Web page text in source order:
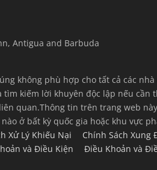
Antigua and Barbuda
không phù hợp cho tất cả các
kiếm lời khuyên độc lập nếu cần
quan.Thông tin trên trang web
ở bất kỳ quốc gia hoặc khu vực
Xử Lý Khiếu Nại
Chính Sách Xung
và Điều Kiện
Điều Khoản và